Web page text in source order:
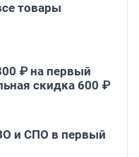
товары
₽ на первый
скидка 600 ₽
и СПО в первый